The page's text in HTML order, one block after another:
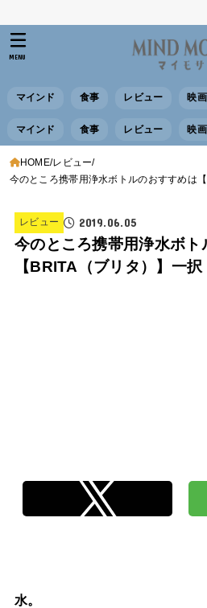
マインド 食事 レビュー 映
マインド 食事 レビュー 映
MENU
HOME レビュー
今のところ携帯用浄水ボトルのおすすめは
レビュー 2019.06.05
今のところ携帯用浄水ボト
【BRITA（ブリタ）】一択
水。